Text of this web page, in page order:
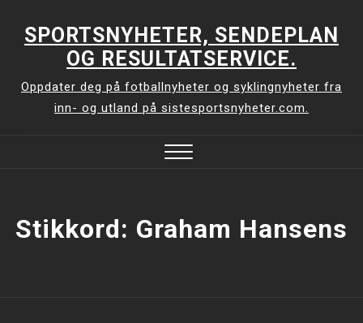
SPORTSNYHETER, SENDEPLAN
OG RESULTATSERVICE.
Oppdater deg på fotballnyheter og syklingnyheter fra
inn- og utland på sistesportsnyheter.com.
Stikkord: Graham Hansens